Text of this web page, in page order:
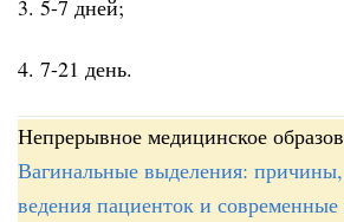
3. 5-7 дней;
4. 7-21 день.
Непрерывное медицинское
Вагинальные выделения:
ведения пациенток и